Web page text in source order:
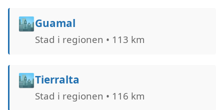
🏙️Guamal
Stad i regionen • 113 km
🏙️Tierralta
Stad i regionen • 116 km